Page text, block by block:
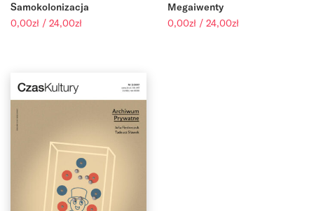
Samokolonizacja
0,00zł / 24,00złZakres
Megaiwenty
0,00zł / 24,00złZakres